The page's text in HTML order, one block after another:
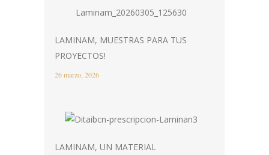
LAMINAM, MUESTRAS PARA TUS
PROYECTOS!
26 marzo, 2026
LAMINAM, UN MATERIAL